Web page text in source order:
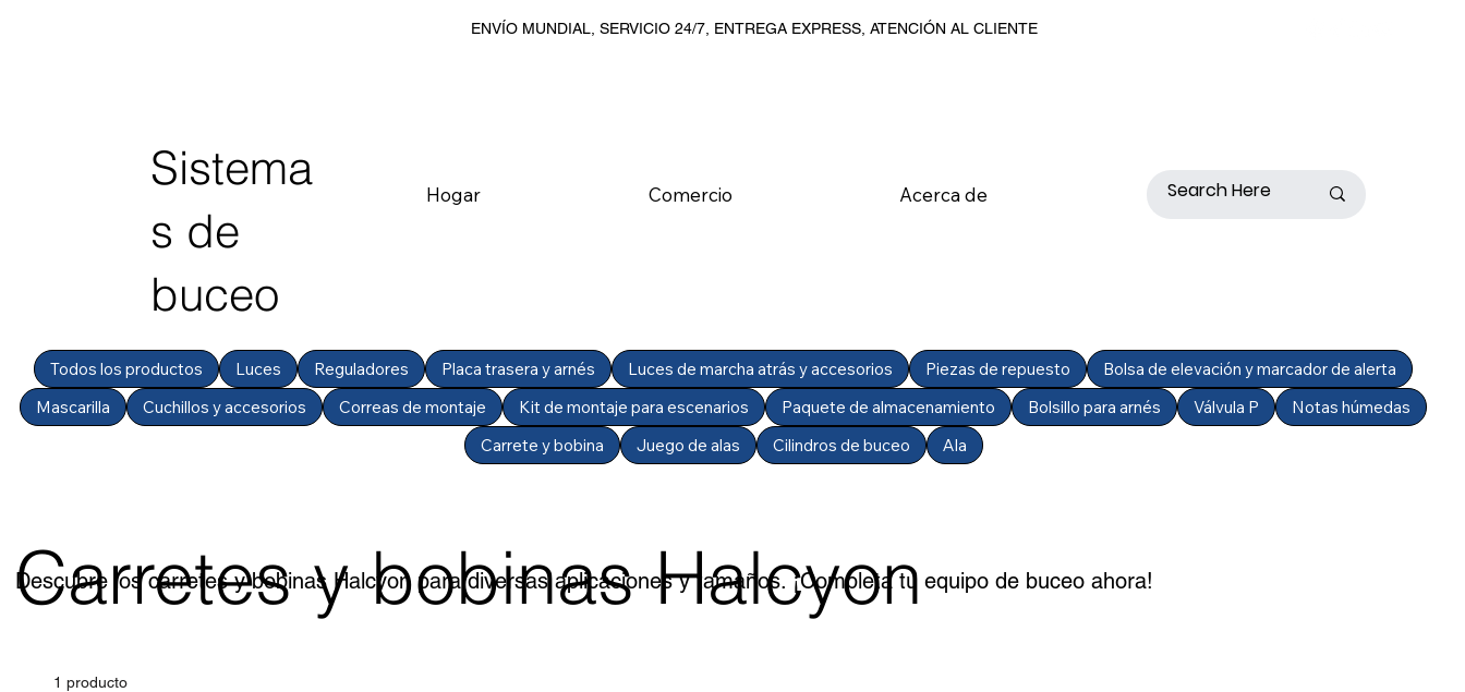
ENVÍO MUNDIAL, SERVICIO 24/7, ENTREGA EXPRESS, ATENCIÓN AL CLIENTE
Sistema
s de
buceo
Hogar Comercio Acerca de
Todos los productos Luces Reguladores Placa trasera y arnés Luces de marcha atrás y accesorios Piezas de repuesto
Bolsa de elevación y marcador de alerta
Mascarilla
Cuchillos y accesorios Correas de montaje Kit de montaje para escenarios Paquete de almacenamiento Bolsillo para arnés Válvula P
Notas húmedas
Carrete y bobina
Juego de alas Cilindros de buceo Ala
Carretes y bobinas Halcyon
Descubre los carretes y bobinas Halcyon para diversas aplicaciones y tamaños. ¡Completa tu equipo de buceo ahora!
1 producto